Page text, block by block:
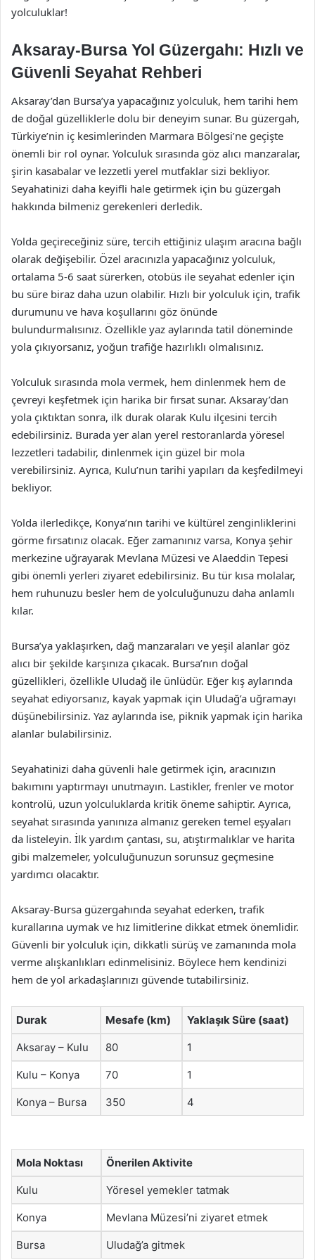
yolculuklar!
Aksaray-Bursa Yol Güzergahı: Hızlı ve
Güvenli Seyahat Rehberi
Aksaray’dan Bursa’ya yapacağınız yolculuk, hem tarihi hem
de doğal güzelliklerle dolu bir deneyim sunar. Bu güzergah,
Türkiye’nin iç kesimlerinden Marmara Bölgesi’ne geçişte
önemli bir rol oynar. Yolculuk sırasında göz alıcı manzaralar,
şirin kasabalar ve lezzetli yerel mutfaklar sizi bekliyor.
Seyahatinizi daha keyifli hale getirmek için bu güzergah
hakkında bilmeniz gerekenleri derledik.
Yolda geçireceğiniz süre, tercih ettiğiniz ulaşım aracına bağlı
olarak değişebilir. Özel aracınızla yapacağınız yolculuk,
ortalama 5-6 saat sürerken, otobüs ile seyahat edenler için
bu süre biraz daha uzun olabilir. Hızlı bir yolculuk için, trafik
durumunu ve hava koşullarını göz önünde
bulundurmalısınız. Özellikle yaz aylarında tatil döneminde
yola çıkıyorsanız, yoğun trafiğe hazırlıklı olmalısınız.
Yolculuk sırasında mola vermek, hem dinlenmek hem de
çevreyi keşfetmek için harika bir fırsat sunar. Aksaray’dan
yola çıktıktan sonra, ilk durak olarak Kulu ilçesini tercih
edebilirsiniz. Burada yer alan yerel restoranlarda yöresel
lezzetleri tadabilir, dinlenmek için güzel bir mola
verebilirsiniz. Ayrıca, Kulu’nun tarihi yapıları da keşfedilmeyi
bekliyor.
Yolda ilerledikçe, Konya’nın tarihi ve kültürel zenginliklerini
görme fırsatınız olacak. Eğer zamanınız varsa, Konya şehir
merkezine uğrayarak Mevlana Müzesi ve Alaeddin Tepesi
gibi önemli yerleri ziyaret edebilirsiniz. Bu tür kısa molalar,
hem ruhunuzu besler hem de yolculuğunuzu daha anlamlı
kılar.
Bursa’ya yaklaşırken, dağ manzaraları ve yeşil alanlar göz
alıcı bir şekilde karşınıza çıkacak. Bursa’nın doğal
güzellikleri, özellikle Uludağ ile ünlüdür. Eğer kış aylarında
seyahat ediyorsanız, kayak yapmak için Uludağ’a uğramayı
düşünebilirsiniz. Yaz aylarında ise, piknik yapmak için harika
alanlar bulabilirsiniz.
Seyahatinizi daha güvenli hale getirmek için, aracınızın
bakımını yaptırmayı unutmayın. Lastikler, frenler ve motor
kontrolü, uzun yolculuklarda kritik öneme sahiptir. Ayrıca,
seyahat sırasında yanınıza almanız gereken temel eşyaları
da listeleyin. İlk yardım çantası, su, atıştırmalıklar ve harita
gibi malzemeler, yolculuğunuzun sorunsuz geçmesine
yardımcı olacaktır.
Aksaray-Bursa güzergahında seyahat ederken, trafik
kurallarına uymak ve hız limitlerine dikkat etmek önemlidir.
Güvenli bir yolculuk için, dikkatli sürüş ve zamanında mola
verme alışkanlıkları edinmelisiniz. Böylece hem kendinizi
hem de yol arkadaşlarınızı güvende tutabilirsiniz.
Durak Mesafe (km) Yaklaşık Süre (saat)
Aksaray – Kulu 80 1
Kulu – Konya 70 1
Konya – Bursa 350 4
Mola Noktası Önerilen Aktivite
Kulu Yöresel yemekler tatmak
Konya Mevlana Müzesi’ni ziyaret etmek
Bursa Uludağ’a gitmek